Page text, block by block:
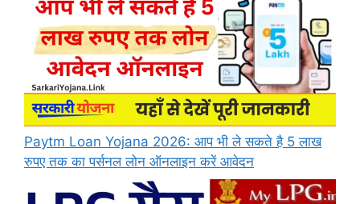
Paytm Loan Yojana 2026: आप भी ले सकते है 5 लाख
रुपए तक का पर्सनल लोन ऑनलाइन करें आवेदन